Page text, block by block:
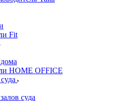
Fit
HOME OFFICE
суда